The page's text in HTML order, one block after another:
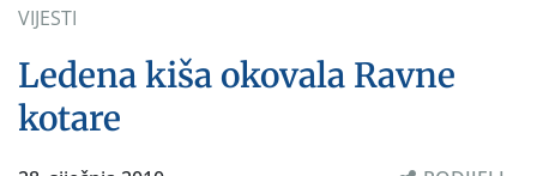
VIJESTI
Ledena kiša okovala Ravne
kotare